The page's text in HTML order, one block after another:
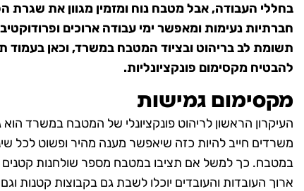
בחללי העבודה, אבל מטבח נוח ומזמין מגוון את שגרת
חברתיות נעימות ומאפשר ימי עבודה ארוכים
תשומת לב בריהוט ובציוד המטבח במשרד, וכאן בעמוד
להבטיח מקסימום פונקציונליות.
מקסימום גמישות
העיקרון הראשון לריהוט פונקציונלי של המטבח במשרד הוא
משרדים חייב להיות כזה שיאפשר מענה מהיר ופשוט לכל
במטבח. כך למשל אם תציבו במטבח מספר שולחנות
ארוך העובדות והעובדים יוכלו לשבת גם בקבוצות קטנות